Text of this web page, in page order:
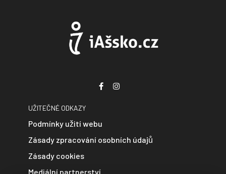
UŽITEČNÉ ODKAZY
Podmínky užití webu
Zásady zpracování osobních údajů
Zásady cookies
Mediální partnerství